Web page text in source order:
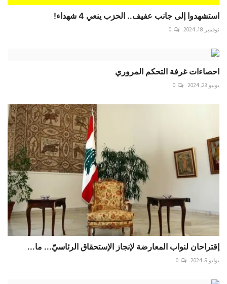
استشهدوا إلى جانب عفيف.. الحزب ينعي 4 شهداء!
نوفمبر 18, 2024 0
احصاءات غرفة التحكم المروري
يونيو 23, 2024 0
إقتراحان لنواب المعارضة لإنجاز الإستحقاق الرئاسيّ... ما...
يوليو 9, 2024 0